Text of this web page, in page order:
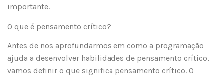
importante.
O que é pensamento crítico?
Antes de nos aprofundarmos em como a programação
ajuda a desenvolver habilidades de pensamento crítico,
vamos definir o que significa pensamento crítico. O